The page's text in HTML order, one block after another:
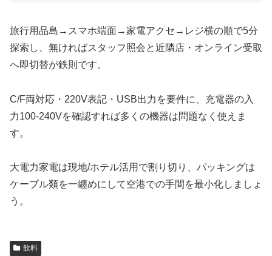
旅行用品島→スマホ端面→家電アクセ→レジ横の順で5分
探索し、無ければスタッフ照会と近隣店・オンライン受取
へ即切替が鉄則です。
C/F両対応・220V表記・USB出力を要件に、充電器の入
力100-240Vを確認すれば多くの機器は問題なく使えま
す。
大電力家電は現地/ホテル活用で割り切り、パッキングは
ケーブル類を一纏めにして空港での手間を最小化しましょ
う。
飲料